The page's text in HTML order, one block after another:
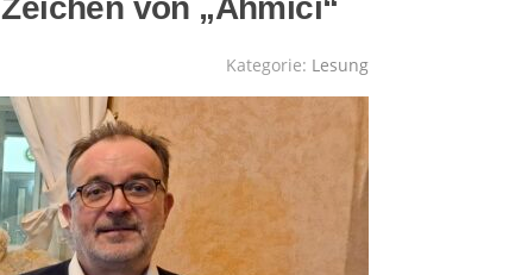
von „Ahmići“
Kategorie: Lesung